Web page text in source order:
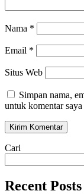
Nama *
Email *
Situs Web
Simpan nama,
untuk komentar
Cari
Recent Posts